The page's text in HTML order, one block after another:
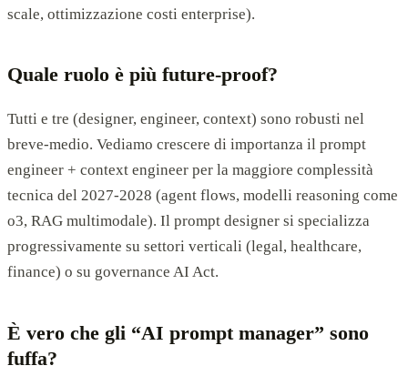
scale, ottimizzazione costi enterprise).
Quale ruolo è più future-proof?
Tutti e tre (designer, engineer, context) sono robusti nel
breve-medio. Vediamo crescere di importanza il prompt
engineer + context engineer per la maggiore complessità
tecnica del 2027-2028 (agent flows, modelli reasoning come
o3, RAG multimodale). Il prompt designer si specializza
progressivamente su settori verticali (legal, healthcare,
finance) o su governance AI Act.
È vero che gli “AI prompt manager” sono
fuffa?